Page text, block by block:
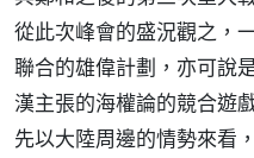
從此次峰會的盛況觀之，
聯合的雄偉計劃，亦可說
漢主張的海權論的競合遊
先以大陸周邊的情勢來看